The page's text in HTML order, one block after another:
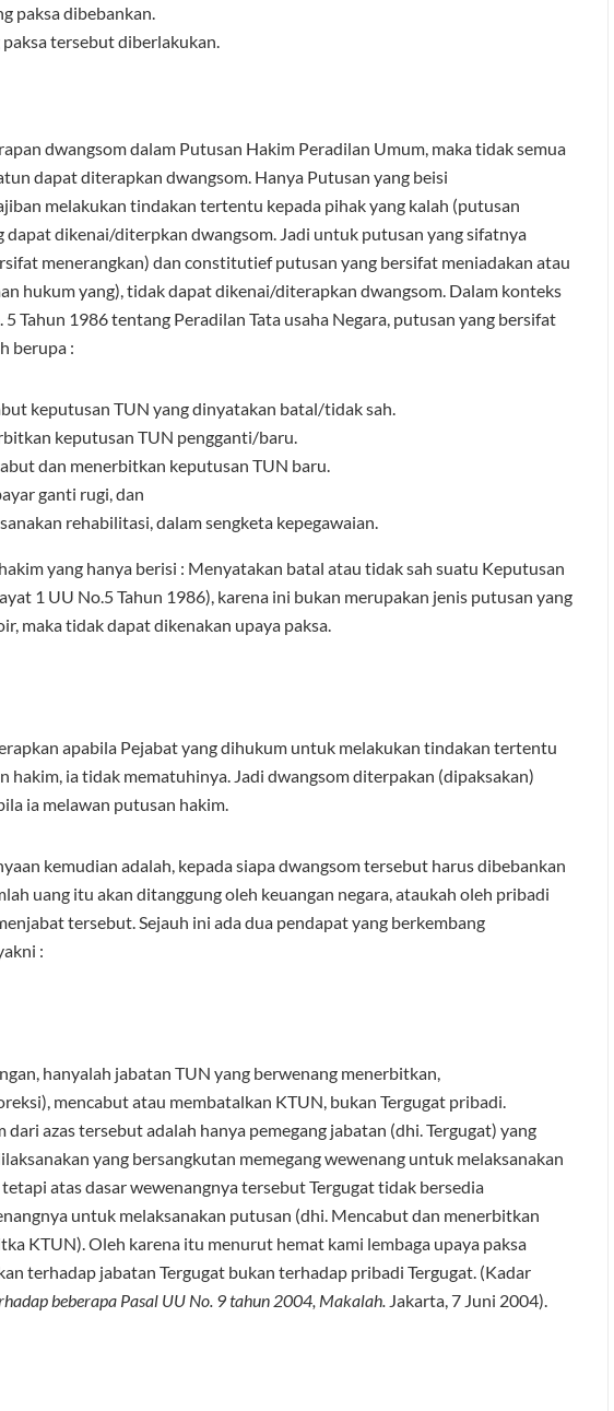
paksa dibebankan.
paksa tersebut diberlakukan.
dwangsom dalam Putusan Hakim Peradilan Umum, maka tidak semua
dapat diterapkan dwangsom. Hanya Putusan yang beisi
melakukan tindakan tertentu kepada pihak yang kalah (putusan
dapat dikenai/diterpkan dwangsom. Jadi untuk putusan yang sifatnya
menerangkan) dan constitutief putusan yang bersifat meniadakan atau
hukum yang), tidak dapat dikenai/diterapkan dwangsom. Dalam konteks
Tahun 1986 tentang Peradilan Tata usaha Negara, putusan yang bersifat
berupa :
keputusan TUN yang dinyatakan batal/tidak sah.
keputusan TUN pengganti/baru.
dan menerbitkan keputusan TUN baru.
ganti rugi, dan
rehabilitasi, dalam sengketa kepegawaian.
yang hanya berisi : Menyatakan batal atau tidak sah suatu Keputusan
1 UU No.5 Tahun 1986), karena ini bukan merupakan jenis putusan yang
maka tidak dapat dikenakan upaya paksa.
apabila Pejabat yang dihukum untuk melakukan tindakan tertentu
hakim, ia tidak mematuhinya. Jadi dwangsom diterpakan (dipaksakan)
ia melawan putusan hakim.
kemudian adalah, kepada siapa dwangsom tersebut harus dibebankan
uang itu akan ditanggung oleh keuangan negara, ataukah oleh pribadi
tersebut. Sejauh ini ada dua pendapat yang berkembang
:
hanyalah jabatan TUN yang berwenang menerbitkan,
mencabut atau membatalkan KTUN, bukan Tergugat pribadi.
dari azas tersebut adalah hanya pemegang jabatan (dhi. Tergugat) yang
yang bersangkutan memegang wewenang untuk melaksanakan
atas dasar wewenangnya tersebut Tergugat tidak bersedia
untuk melaksanakan putusan (dhi. Mencabut dan menerbitkan
KTUN). Oleh karena itu menurut hemat kami lembaga upaya paksa
terhadap jabatan Tergugat bukan terhadap pribadi Tergugat. (Kadar
beberapa Pasal UU No. 9 tahun 2004, Makalah. Jakarta, 7 Juni 2004).